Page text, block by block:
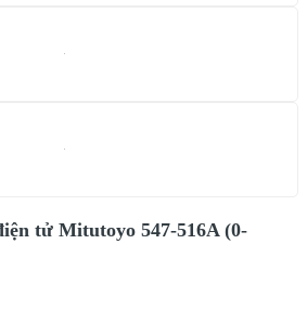
tử Mitutoyo 547-516A (0-